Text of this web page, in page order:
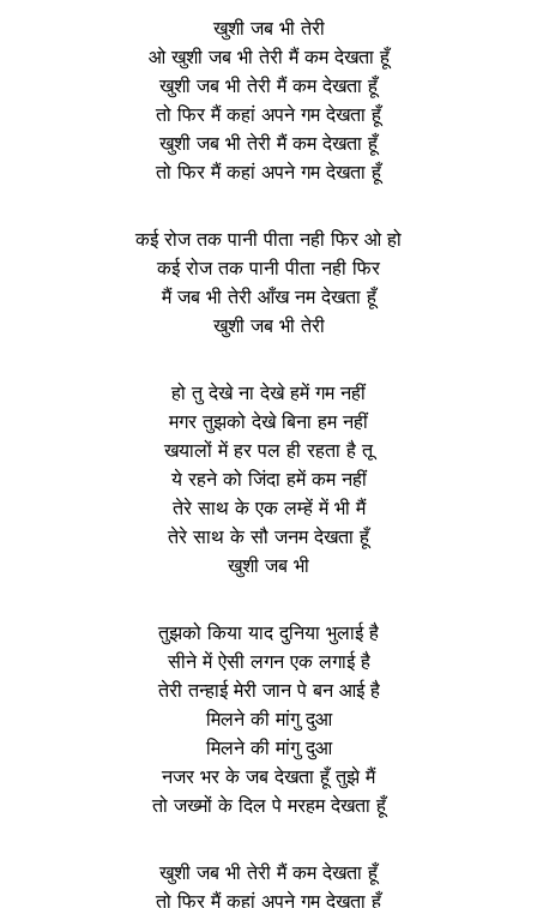
खुशी जब भी तेरी
ओ खुशी जब भी तेरी मैं कम देखता हूँ
खुशी जब भी तेरी मैं कम देखता हूँ
तो फिर मैं कहां अपने गम देखता हूँ
खुशी जब भी तेरी मैं कम देखता हूँ
तो फिर मैं कहां अपने गम देखता हूँ
कई रोज तक पानी पीता नही फिर ओ हो
कई रोज तक पानी पीता नही फिर
मैं जब भी तेरी आँख नम देखता हूँ
खुशी जब भी तेरी
हो तु देखे ना देखे हमें गम नहीं
मगर तुझको देखे बिना हम नहीं
खयालों में हर पल ही रहता है तू
ये रहने को जिंदा हमें कम नहीं
तेरे साथ के एक लम्हें में भी मैं
तेरे साथ के सौ जनम देखता हूँ
खुशी जब भी
तुझको किया याद दुनिया भुलाई है
सीने में ऐसी लगन एक लगाई है
तेरी तन्हाई मेरी जान पे बन आई है
मिलने की मांगु दुआ
मिलने की मांगु दुआ
नजर भर के जब देखता हूँ तुझे मैं
तो जख्मों के दिल पे मरहम देखता हूँ
खुशी जब भी तेरी मैं कम देखता हूँ
तो फिर मैं कहां अपने गम देखता हूँ